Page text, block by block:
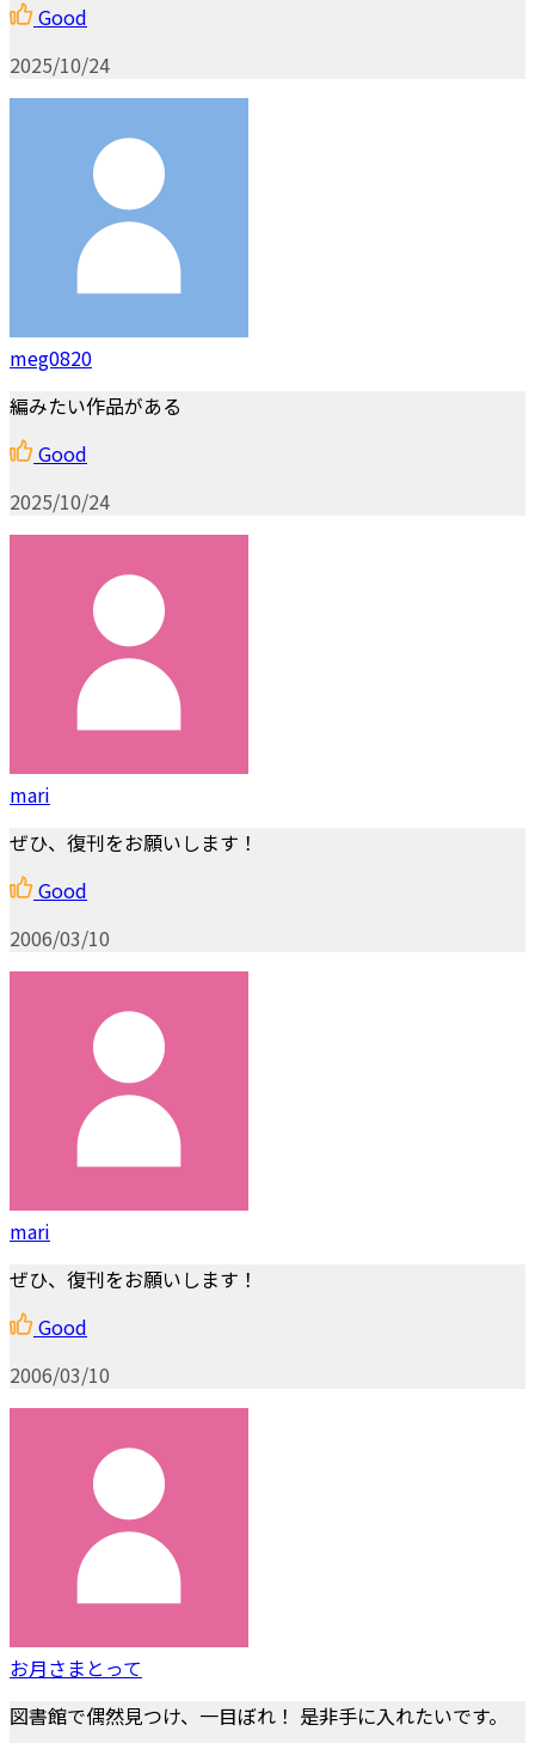
Good
2025/10/24
meg0820
編みたい作品がある
Good
2025/10/24
mari
ぜひ、復刊をお願いします！
Good
2006/03/10
mari
ぜひ、復刊をお願いします！
Good
2006/03/10
お月さまとって
図書館で偶然見つけ、一目ぼれ！ 是非手に入れたいです。